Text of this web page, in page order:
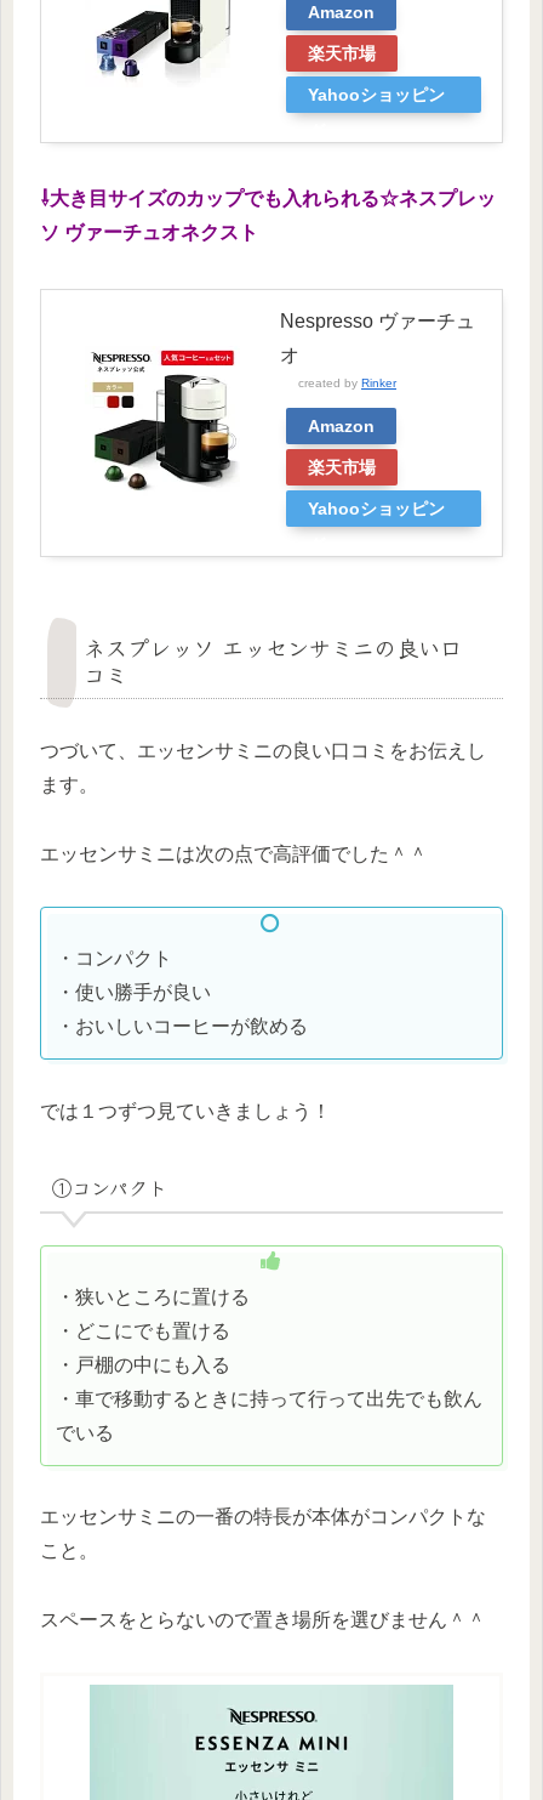
Amazon
楽天市場
Yahooショッピン
⇩大き目サイズのカップでも入れられる☆ネスプレッ
ソ ヴァーチュオネクスト
Nespresso ヴァーチュ
オ
created by Rinker
Amazon
楽天市場
Yahooショッピン
ネスプレッソ エッセンサミニの良い口
コミ
つづいて、エッセンサミニの良い口コミをお伝えし
ます。
エッセンサミニは次の点で高評価でした＾＾
・コンパクト
・使い勝手が良い
・おいしいコーヒーが飲める
では１つずつ見ていきましょう！
①コンパクト
・狭いところに置ける
・どこにでも置ける
・戸棚の中にも入る
・車で移動するときに持って行って出先でも飲ん
でいる
エッセンサミニの一番の特長が本体がコンパクトな
こと。
スペースをとらないので置き場所を選びません＾＾